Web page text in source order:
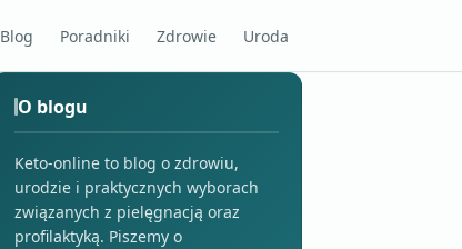
Blog Poradniki Zdrowie Uroda
O blogu
Keto-online to blog o zdrowiu,
urodzie i praktycznych wyborach
związanych z pielęgnacją oraz
profilaktyką. Piszemy o